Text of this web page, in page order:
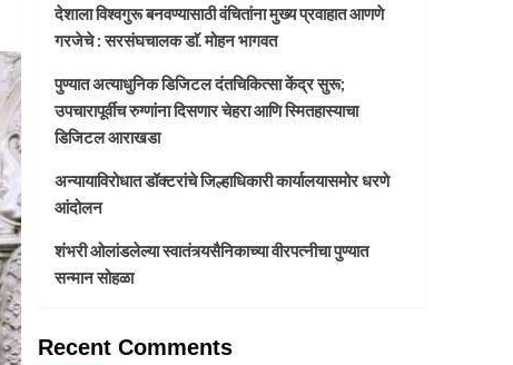
देशाला विश्वगुरू बनवण्यासाठी वंचितांना मुख्य प्रवाहात आणणे
गरजेचे : सरसंघचालक डाॅ. मोहन भागवत
पुण्यात अत्याधुनिक डिजिटल दंतचिकित्सा केंद्र सुरू;
उपचारापूर्वीच रुग्णांना दिसणार चेहरा आणि स्मितहास्याचा
डिजिटल आराखडा
अन्यायाविरोधात डॉक्टरांचे जिल्हाधिकारी कार्यालयासमोर धरणे
आंदोलन
शंभरी ओलांडलेल्या स्वातंत्र्यसैनिकाच्या वीरपत्नीचा पुण्यात
सन्मान सोहळा
Recent Comments